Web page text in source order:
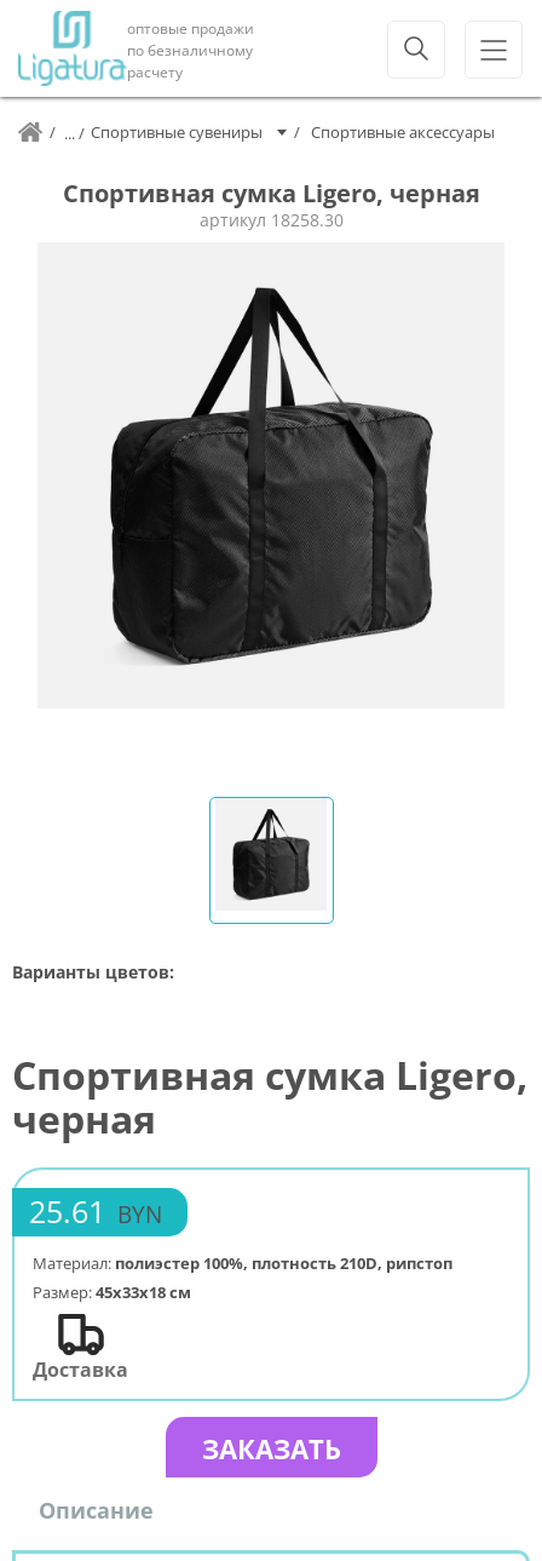
оптовые продажи
по безналичному
расчету
Спортивные сувениры Спортивные аксессуары
Спортивная сумка Ligero, черная
артикул 18258.30
Варианты цветов:
Спортивная сумка Ligero,
черная
25.61 BYN
Материал: полиэстер 100%, плотность 210D, рипстоп
Размер:45х33х18 см
Доставка
ЗАКАЗАТЬ
Описание